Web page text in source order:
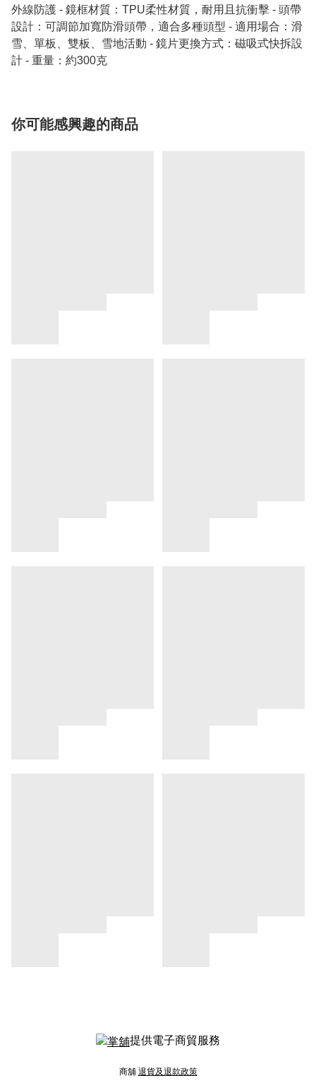
外線防護 - 鏡框材質：TPU柔性材質，耐用且抗衝擊 - 頭帶
設計：可調節加寬防滑頭帶，適合多種頭型 - 適用場合：滑
雪、單板、雙板、雪地活動 - 鏡片更換方式：磁吸式快拆設
計 - 重量：約300克
你可能感興趣的商品
提供電子商貿服務
商舖 退貨及退款政策